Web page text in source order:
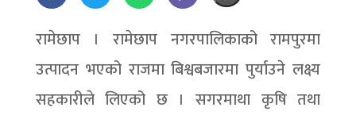
रामेछाप । रामेछाप नगरपालिकाको रामपुरमा
उत्पादन भएको राजमा बिश्वबजारमा पुर्याउने लक्ष्य
सहकारीले लिएको छ । सगरमाथा कृषि तथा